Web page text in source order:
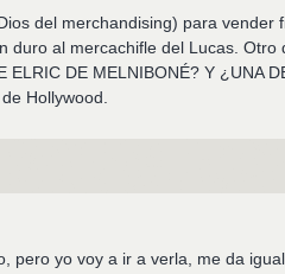
del merchandising) para vender
duro al mercachifle del Lucas. Otro
ELRIC DE MELNIBONÉ? Y ¿UNA
Hollywood.
pero yo voy a ir a verla, me da